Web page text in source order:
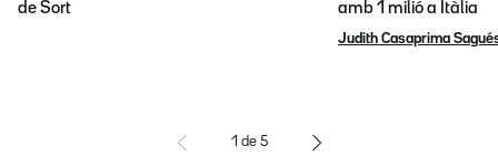
de Sort
amb 1 milió a Itàlia
Judith Casaprima
1 de 5